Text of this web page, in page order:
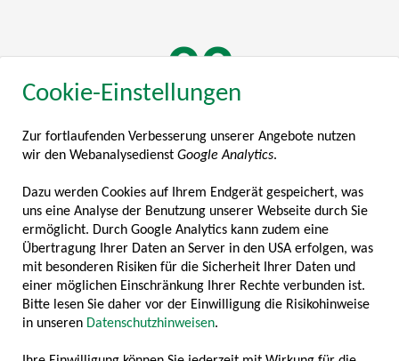
Cookie-Einstellungen
Zur fortlaufenden Verbesserung unserer Angebote nutzen
wir den Webanalysedienst Google Analytics.
Dazu werden Cookies auf Ihrem Endgerät gespeichert, was
uns eine Analyse der Benutzung unserer Webseite durch Sie
ermöglicht. Durch Google Analytics kann zudem eine
Übertragung Ihrer Daten an Server in den USA erfolgen, was
mit besonderen Risiken für die Sicherheit Ihrer Daten und
einer möglichen Einschränkung Ihrer Rechte verbunden ist.
Bitte lesen Sie daher vor der Einwilligung die Risikohinweise
in unseren Datenschutzhinweisen.
113
MITGLIEDSUNTERNEHMEN
2